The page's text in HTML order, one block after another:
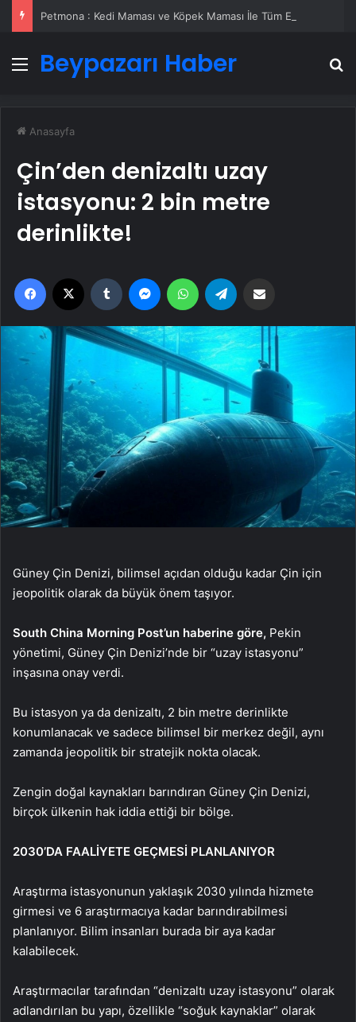
Menü
Beypazarı Haber
Anasayfa
Çin’den denizaltı uzay
istasyonu: 2 bin metre
derinlikte!
Facebook Tumblr MessengerWhatsApp
Güney Çin Denizi, bilimsel açıdan olduğu kadar Çin için
jeopolitik olarak da büyük önem taşıyor.
South China Morning Post’un haberine göre, Pekin
yönetimi, Güney Çin Denizi’nde bir “uzay istasyonu”
inşasına onay verdi.
Bu istasyon ya da denizaltı, 2 bin metre derinlikte
konumlanacak ve sadece bilimsel bir merkez değil, aynı
zamanda jeopolitik bir stratejik nokta olacak.
Zengin doğal kaynakları barındıran Güney Çin Denizi,
birçok ülkenin hak iddia ettiği bir bölge.
2030’DA FAALİYETE GEÇMESİ PLANLANIYOR
Araştırma istasyonunun yaklaşık 2030 yılında hizmete
girmesi ve 6 araştırmacıya kadar barındırabilmesi
planlanıyor. Bilim insanları burada bir aya kadar
kalabilecek.
Araştırmacılar tarafından “denizaltı uzay istasyonu” olarak
adlandırılan bu yapı, özellikle “soğuk kaynaklar” olarak